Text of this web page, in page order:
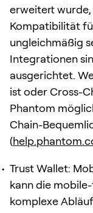
erweitert wurde,
Kompatibilität
ungleichmäßig
Integrationen
ausgerichtet.
ist oder Cross-
Phantom
Chain-
(
Trust Wallet:
kann die
komplexe